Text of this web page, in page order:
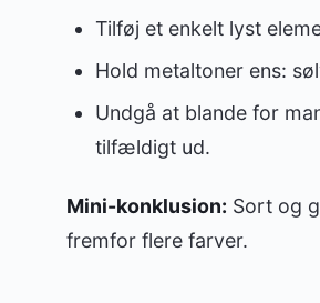
Tilføj et enkelt lyst
Hold metaltoner ens:
Undgå at blande for
tilfældigt ud.
Mini-konklusion: Sort og
fremfor flere farver.